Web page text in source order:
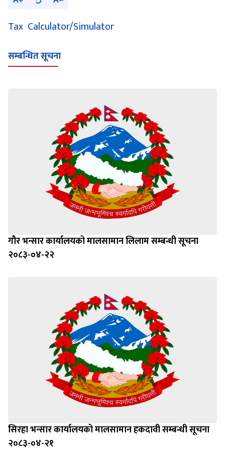
Tax Calculator/Simulator
सम्बन्धित सूचना
गौर भन्सार कार्यालयको मालसामान लिलाम सम्बन्धी सूचना
२०८३-०४-२२
सिरहा भन्सार कार्यालयको मालसामान हकदावी सम्बन्धी सूचना
२०८३-०४-२१